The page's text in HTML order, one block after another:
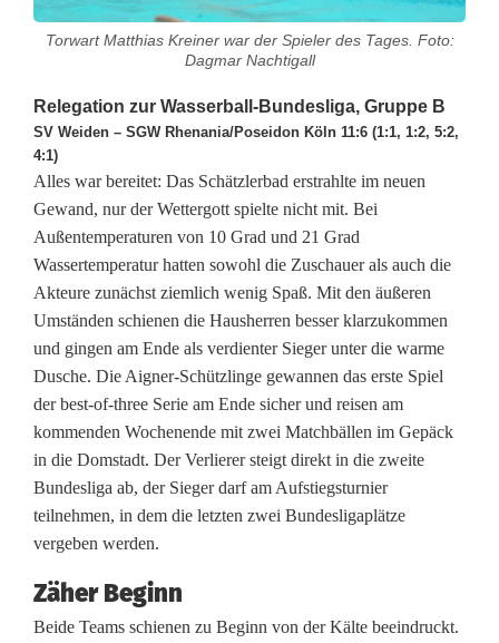
s
r
b
a
l
l
e
r
f
e
i
e
r
n
Torwart Matthias Kreiner war der Spieler des Tages. Foto:
Dagmar Nachtigall
Relegation zur Wasserball-Bundesliga, Gruppe B
SV Weiden – SGW Rhenania/Poseidon Köln 11:6 (1:1, 1:2, 5:2,
4:1)
Alles war bereitet: Das Schätzlerbad erstrahlte im neuen
Gewand, nur der Wettergott spielte nicht mit. Bei
Außentemperaturen von 10 Grad und 21 Grad
Wassertemperatur hatten sowohl die Zuschauer als auch die
Akteure zunächst ziemlich wenig Spaß. Mit den äußeren
Umständen schienen die Hausherren besser klarzukommen
und gingen am Ende als verdienter Sieger unter die warme
Dusche. Die Aigner-Schützlinge gewannen das erste Spiel
der best-of-three Serie am Ende sicher und reisen am
kommenden Wochenende mit zwei Matchbällen im Gepäck
in die Domstadt. Der Verlierer steigt direkt in die zweite
Bundesliga ab, der Sieger darf am Aufstiegsturnier
teilnehmen, in dem die letzten zwei Bundesligaplätze
vergeben werden.
Zäher Beginn
Beide Teams schienen zu Beginn von der Kälte beeindruckt.